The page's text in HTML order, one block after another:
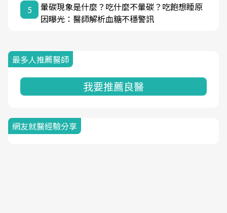
5
暈碳現象是什麼？吃什麼不暈碳？吃飽想睡原
因曝光：醫師解析血糖不穩警訊
最多人推薦醫師
我要推薦良醫
網友就醫經驗分享